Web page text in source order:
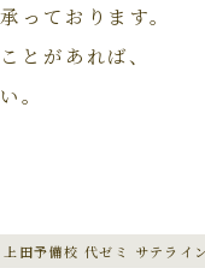
っております。
とがあれば、
。
田予備校 代ゼミ サテライ